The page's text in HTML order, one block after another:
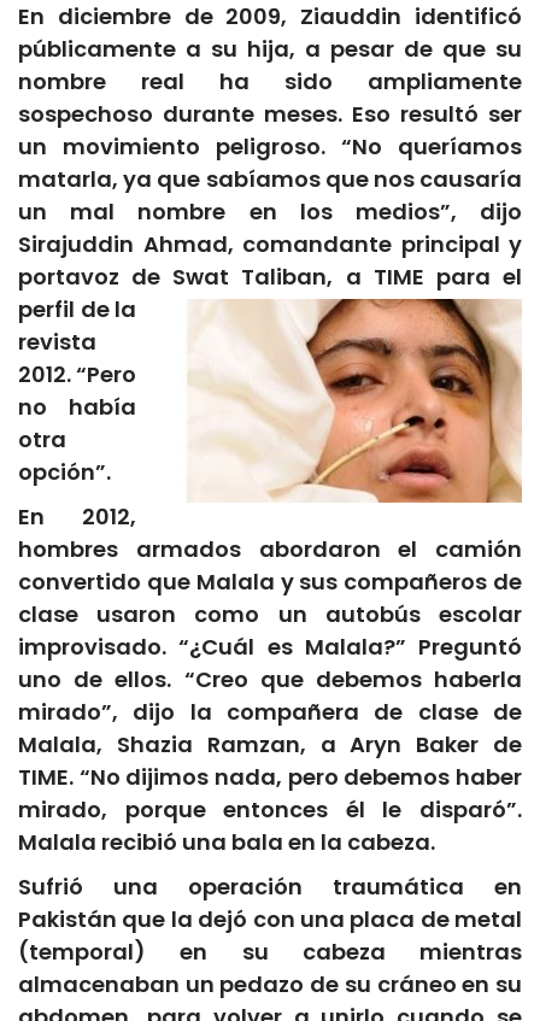
En diciembre de 2009, Ziauddin identificó
públicamente a su hija, a pesar de que su
nombre real ha sido ampliamente
sospechoso durante meses. Eso resultó ser
un movimiento peligroso. “No queríamos
matarla, ya que sabíamos que nos causaría
un mal nombre en los medios”, dijo
Sirajuddin Ahmad, comandante principal y
portavoz de Swat Taliban, a TIME para el
perfil de la
revista
2012. “Pero
no había
otra
opción”.
En 2012,
hombres armados abordaron el camión
convertido que Malala y sus compañeros de
clase usaron como un autobús escolar
improvisado. “¿Cuál es Malala?” Preguntó
uno de ellos. “Creo que debemos haberla
mirado”, dijo la compañera de clase de
Malala, Shazia Ramzan, a Aryn Baker de
TIME. “No dijimos nada, pero debemos haber
mirado, porque entonces él le disparó”.
Malala recibió una bala en la cabeza.
Sufrió una operación traumática en
Pakistán que la dejó con una placa de metal
(temporal) en su cabeza mientras
almacenaban un pedazo de su cráneo en su